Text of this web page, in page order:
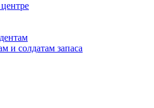
и солдатам запаса